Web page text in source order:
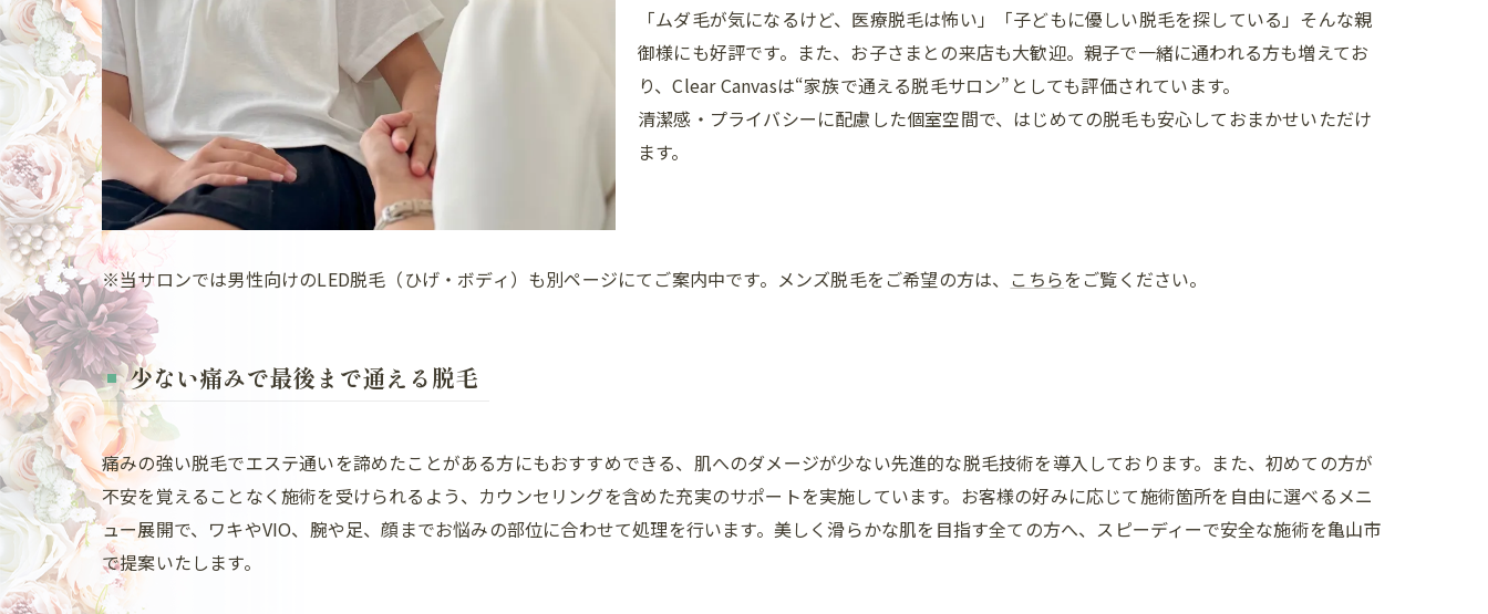
「ムダ毛が気になるけど、医療脱毛は怖い」「子どもに優しい脱毛を探している」そんな親
御様にも好評です。また、お子さまとの来店も大歓迎。親子で一緒に通われる方も増えてお
り、Clear Canvasは“家族で通える脱毛サロン”としても評価されています。
清潔感・プライバシーに配慮した個室空間で、はじめての脱毛も安心しておまかせいただけ
ます。
※当サロンでは男性向けのLED脱毛（ひげ・ボディ）も別ページにてご案内中です。メンズ脱毛をご希望の方は、 こちらをご覧ください。
少ない痛みで最後まで通える脱毛
痛みの強い脱毛でエステ通いを諦めたことがある方にもおすすめできる、肌へのダメージが少ない先進的な脱毛技術を導入しております。また、初めての方が
不安を覚えることなく施術を受けられるよう、カウンセリングを含めた充実のサポートを実施しています。お客様の好みに応じて施術箇所を自由に選べるメニ
ュー展開で、ワキやVIO、腕や足、顔までお悩みの部位に合わせて処理を行います。美しく滑らかな肌を目指す全ての方へ、スピーディーで安全な施術を亀山市
で提案いたします。